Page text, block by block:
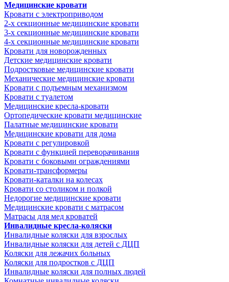
Медицинские кровати
Кровати с электроприводом
2-х секционные медицинские кровати
3-х секционные медицинские кровати
4-х секционные медицинские кровати
Кровати для новорожденных
Детские медицинские кровати
Подростковые медицинские кровати
Механические медицинские кровати
Кровати с подъемным механизмом
Кровати с туалетом
Медицинские крeсла-кровати
Ортопедические кровати медицинские
Палатные медицинские кровати
Медицинские кровати для дома
Кровати с регулировкой
Кровати с функцией переворачивания
Кровати с боковыми ограждениями
Кровати-трансформеры
Кровати-каталки на колесах
Кровати со столиком и полкой
Недорогие медицинские кровати
Медицинские кровати с матрасом
Матрасы для мед кроватей
Инвалидные кресла-коляски
Инвалидные коляски для взрослых
Инвалидные коляски для детей с ДЦП
Коляски для лежачих больных
Коляски для подростков с ДЦП
Инвалидные коляски для полных людей